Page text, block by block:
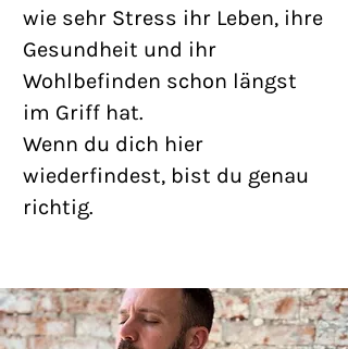
wie sehr Stress ihr Leben, ihre
Gesundheit und ihr
Wohlbefinden schon längst
im Griff hat.
Wenn du dich hier
wiederfindest, bist du genau
richtig.